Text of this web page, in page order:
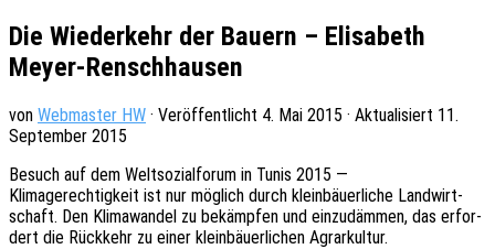
Die Wiederkehr der Bauern – Elisabeth
Meyer-Renschhausen
von Webmaster HW · Veröffentlicht 4. Mai 2015 · Aktualisiert 11.
September 2015
Besuch auf dem Welt­so­zi­al­fo­rum in Tunis 2015 —
Klima­ge­rech­tig­keit ist nur möglich durch klein­bäu­er­li­che Land­wirt­
schaft. Den Klima­wan­del zu bekämp­fen und einzu­däm­men, das erfor­
dert die Rück­kehr zu einer klein­bäu­er­li­chen Agrarkultur.